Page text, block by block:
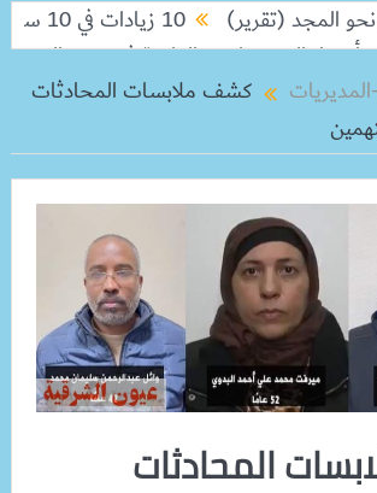
(تقرير)
10 زيادات في 10 سنوات.. هل حان الوقت لرفع دعم البنزين نهائيا؟
و الفاكهة في سوق العبور اليوم الأحد 9 -
كشف ملابسات المحادثات
المحادثات